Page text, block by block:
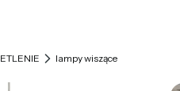
szczegóły
lampy wiszące